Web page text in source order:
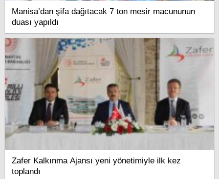
Manisa’dan şifa dağıtacak 7 ton mesir macununun
duası yapıldı
Zafer Kalkınma Ajansı yeni yönetimiyle ilk kez
toplandı